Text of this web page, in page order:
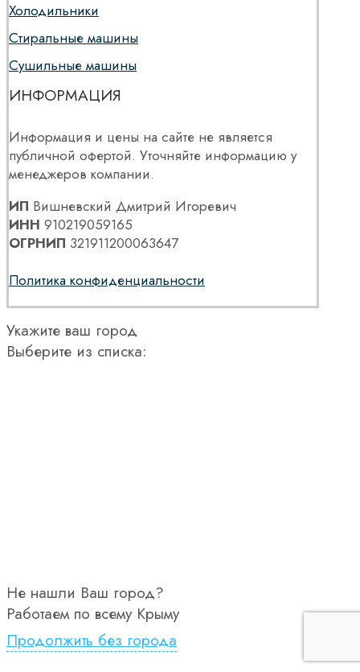
Холодильники
Стиральные машины
Сушильные машины
ИНФОРМАЦИЯ
Информация и цены на сайте не является
публичной офертой. Уточняйте информацию у
менеджеров компании.
ИП Вишневский Дмитрий Игоревич
ИНН 910219059165
ОГРНИП 321911200063647
Политика конфиденциальности
Укажите ваш город
Выберите из списка:
Не нашли Ваш город?
Работаем по всему Крыму
Продолжить без города